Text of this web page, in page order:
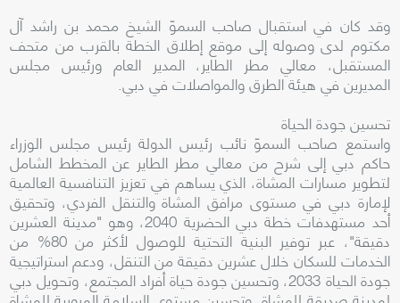
وقد كان في استقبال صاحب السموّ الشيخ محمد بن راشد آل
مكتوم لدى وصوله إلى موقع إطلاق الخطة بالقرب من متحف
المستقبل، معالي مطر الطاير، المدير العام ورئيس مجلس
المديرين في هيئة الطرق والمواصلات في دبي.
تحسين جودة الحياة
واستمع صاحب السموّ نائب رئيس الدولة رئيس مجلس الوزراء
حاكم دبي إلى شرح من معالي مطر الطاير عن المخطط الشامل
لتطوير مسارات المشاة، الذي يساهم في تعزيز التنافسية العالمية
لإمارة دبي في مستوى مرافق المشاة والتنقل الفردي، وتحقيق
أحد مستهدفات خطة دبي الحضرية 2040، وهو "مدينة العشرين
دقيقة"، عبر توفير البنية التحتية للوصول لأكثر من 80% من
الخدمات للسكان خلال عشرين دقيقة من التنقل، ودعم استراتيجية
جودة الحياة 2033، وتحسين جودة حياة أفراد المجتمع، وتحويل دبي